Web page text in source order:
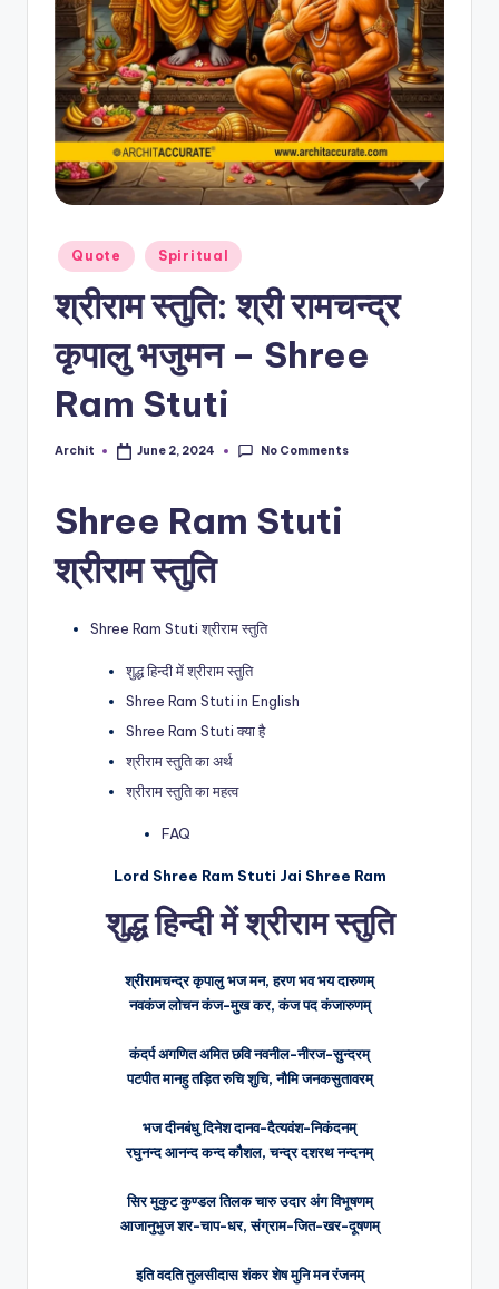
Posted
in
Quote Spiritual
श्रीराम स्तुति: श्री रामचन्द्र
कृपालु भजुमन – Shree
Ram Stuti
Posted
Archit June 2, 2024 No Comments
Shree Ram Stuti
श्रीराम स्तुति
Shree Ram Stuti श्रीराम स्तुति
शुद्ध हिन्दी में श्रीराम स्तुति
Shree Ram Stuti in English
Shree Ram Stuti क्या है
श्रीराम स्तुति का अर्थ
श्रीराम स्तुति का महत्व
FAQ
Lord Shree Ram Stuti Jai Shree Ram
शुद्ध हिन्दी मेंश्रीराम स्तुति
श्रीरामचन्द्र कृपालु भज मन, हरण भव भय दारुणम्‌‍
नवकंज लोचन कंज-मुख कर, कंज पद कंजारुणम्‌‍
कंदर्प अगणित अमित छवि नवनील-नीरज-सुन्दरम्‌‍
पटपीत मानहु तड़ित रुचि शुचि, नौमि जनकसुतावरम्‌
भज दीनबंधु दिनेश दानव-दैत्यवंश-निकंदनम्‌‍
रघुनन्द आनन्द कन्द कौशल, चन्द्र दशरथ नन्दनम्‌
सिर मुकुट कुण्डल तिलक चारु उदार अंग विभूषणम्‌‍
आजानुभुज शर-चाप-धर, संग्राम-जित-खर-दूषणम्‌
इति वदति तुलसीदास शंकर शेष मुनि मन रंजनम्‌‍